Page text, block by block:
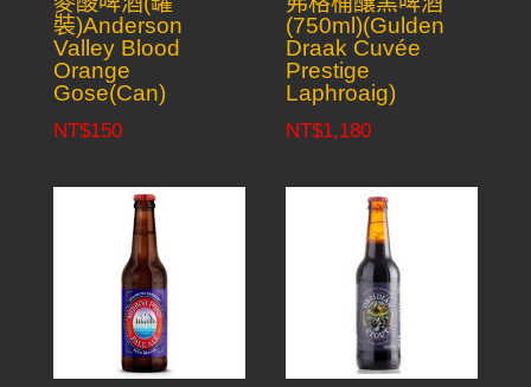
裝)Anderson
Valley Blood
Orange
Gose(Can)
NT$150
(750ml)(Gulden
Draak Cuvée
Prestige
Laphroaig)
NT$1,180